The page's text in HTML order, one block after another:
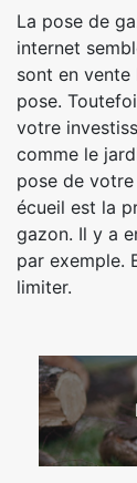
La pose de
internet
sont en
pose.
votre
comme le
pose de
écueil est la
gazon. Il y a
par exemple.
limiter.